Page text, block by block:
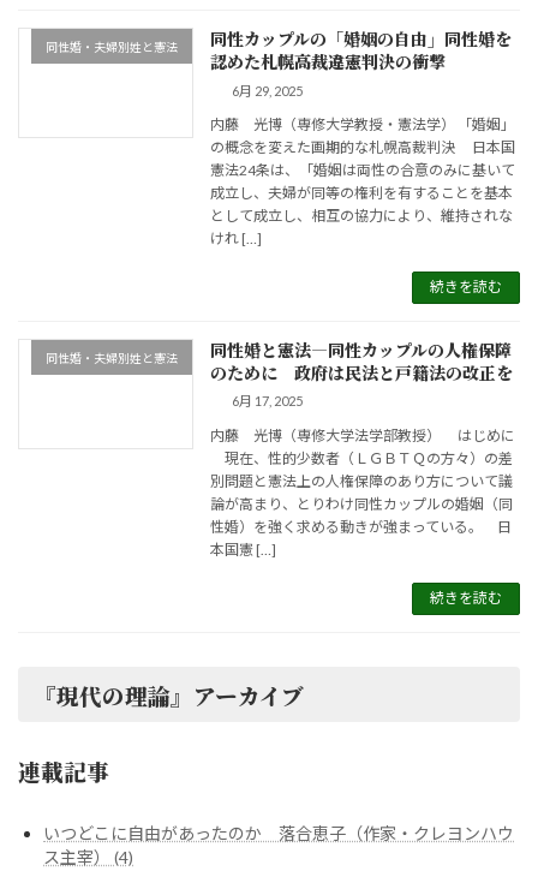
同性婚・夫婦別姓と憲法
同性カップルの「婚姻の自由」同性婚を
認めた札幌高裁違憲判決の衝撃
6月 29, 2025
内藤 光博（専修大学教授・憲法学） 「婚姻」
の概念を変えた画期的な札幌高裁判決 日本国
憲法24条は、「婚姻は両性の合意のみに基いて
成立し、夫婦が同等の権利を有することを基本
として成立し、相互の協力により、維持されな
けれ […]
続きを読む
同性婚・夫婦別姓と憲法
同性婚と憲法―同性カップルの人権保障
のために 政府は民法と戸籍法の改正を
6月 17, 2025
内藤 光博（専修大学法学部教授） はじめに
現在、性的少数者（ＬＧＢＴＱの方々）の差
別問題と憲法上の人権保障のあり方について議
論が高まり、とりわけ同性カップルの婚姻（同
性婚）を強く求める動きが強まっている。 日
本国憲 […]
続きを読む
『現代の理論』アーカイブ
連載記事
いつどこに自由があったのか 落合恵子（作家・クレヨンハウ
ス主宰） (4)